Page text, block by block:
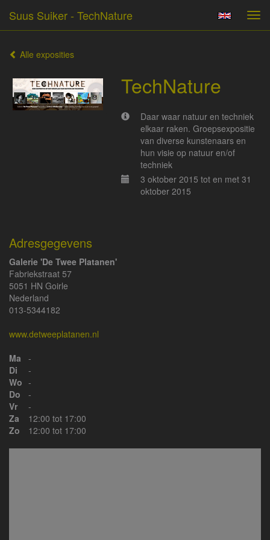
Suus Suiker - TechNature
Alle exposities
TechNature
Daar waar natuur en techniek
elkaar raken. Groepsexpositie
van diverse kunstenaars en
hun visie op natuur en/of
techniek
3 oktober 2015 tot en met 31
oktober 2015
Adresgegevens
Galerie 'De Twee Platanen'
Fabriekstraat 57
5051 HN Goirle
Nederland
013-5344182
www.detweeplatanen.nl
Ma
-
Di
-
Wo -
Do
-
Vr
-
Za
12:00 tot 17:00
Zo
12:00 tot 17:00